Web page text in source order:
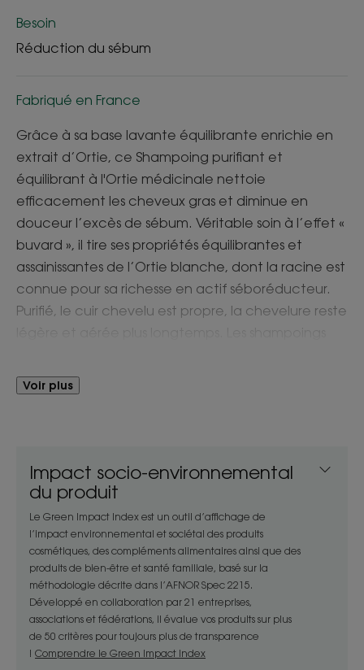
Besoin
Réduction du sébum
Fabriqué en France
Grâce à sa base lavante équilibrante enrichie en
extrait d’Ortie, ce Shampoing purifiant et
équilibrant à l'Ortie médicinale nettoie
efficacement les cheveux gras et diminue en
douceur l’excès de sébum. Véritable soin à l’effet «
buvard », il tire ses propriétés équilibrantes et
assainissantes de l’Ortie blanche, dont la racine est
connue pour sa richesse en actif séboréducteur.
Purifié, le cuir chevelu est propre, la chevelure reste
cheveux sont à nouveau sains.
Bénéfices
• Purifiant : base lavante douce et astringente
pour purifier le cuir chevelu et les cheveux gras
sans décaper.
• Séborégulateur : son action séborégulatrice
rééquilibre les glandes sébacées et diminue la
production de sébum, pour des cheveux qui
Voir plus
Impact socio-environnemental
du produit
Le Green Impact Index est un outil d’affichage de
l’impact environnemental et sociétal des produits
cosmétiques, des compléments alimentaires ainsi que des
produits de bien-être et santé familiale, basé sur la
méthodologie décrite dans l’AFNOR Spec 2215.
Développé en collaboration par 21 entreprises,
associations et fédérations, il évalue vos produits sur plus
de 50 critères pour toujours plus de transparence
! Comprendre le Green Impact Index